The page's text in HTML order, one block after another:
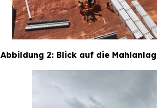
Abbildung 2: Blick auf die